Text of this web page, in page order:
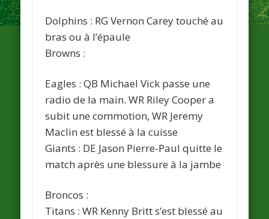
Dolphins : RG Vernon Careytouché au
bras ou à l’épaule
Browns :
Eagles : QB Michael Vick passe une
radio de la main. WR Riley Cooper a
subit une commotion, WR Jeremy
Maclin est blessé à la cuisse
Giants : DE Jason Pierre-Paul quitte le
match après une blessure à la jambe
Broncos :
Titans : WR Kenny Britt s’est blessé au